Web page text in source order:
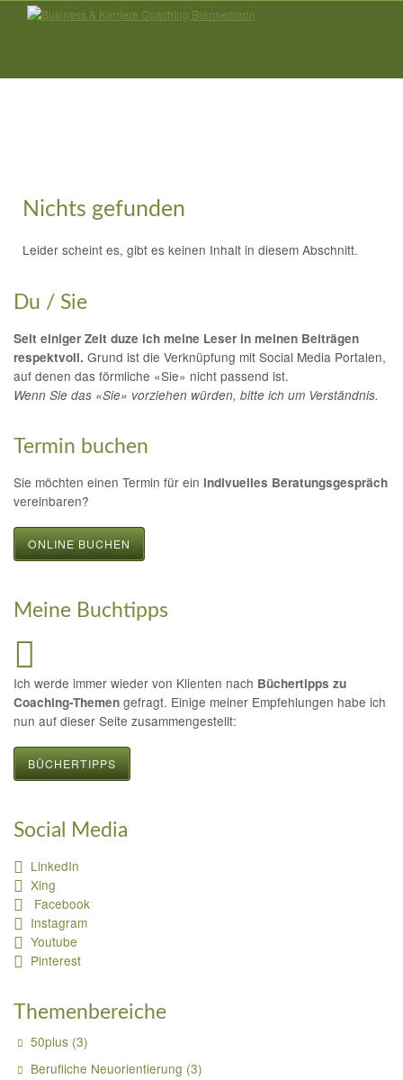
Nichts gefunden
Leider scheint es, gibt es keinen Inhalt in diesem Abschnitt.
Du / Sie
Seit einiger Zeit duze ich meine Leser in meinen Beiträgen
respektvoll. Grund ist die Verknüpfung mit Social Media Portalen,
auf denen das förmliche «Sie» nicht passend ist.
Wenn Sie das «Sie» vorziehen würden, bitte ich um Verständnis.
Termin buchen
Sie möchten einen Termin für ein indivuelles Beratungsgespräch
vereinbaren?
ONLINE BUCHEN
Meine Buchtipps
Ich werde immer wieder von Klienten nach Büchertipps zu
Coaching-Themen gefragt. Einige meiner Empfehlungen habe ich
nun auf dieser Seite zusammengestellt:
BÜCHERTIPPS
Social Media
LinkedIn
Xing
Facebook
Instagram
Youtube
Pinterest
Themenbereiche
50plus (3)
Berufliche Neuorientierung (3)